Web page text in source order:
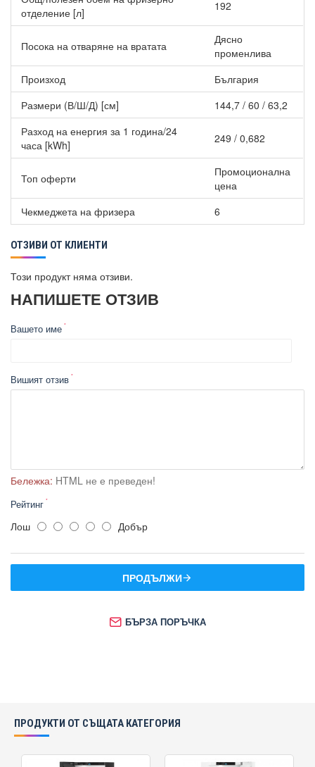
отделение [л]
192
Посока на отваряне на вратата
Дясно
променлива
Произход
България
Размери (В/Ш/Д) [см]
144,7 / 60 / 63,2
Разход на енергия за 1 година/24
часа [kWh]
249 / 0,682
Топ оферти
Промоционална
цена
Чекмеджета на фризера
6
ОТЗИВИ ОТ КЛИЕНТИ
Този продукт няма отзиви.
НАПИШЕТЕ ОТЗИВ
Вашето име
Вишият отзив
Бележка: HTML не е преведен!
Рейтинг
Лош Добър
ПРОДЪЛЖИ
БЪРЗА ПОРЪЧКА
ПРОДУКТИ ОТ СЪЩАТА КАТЕГОРИЯ